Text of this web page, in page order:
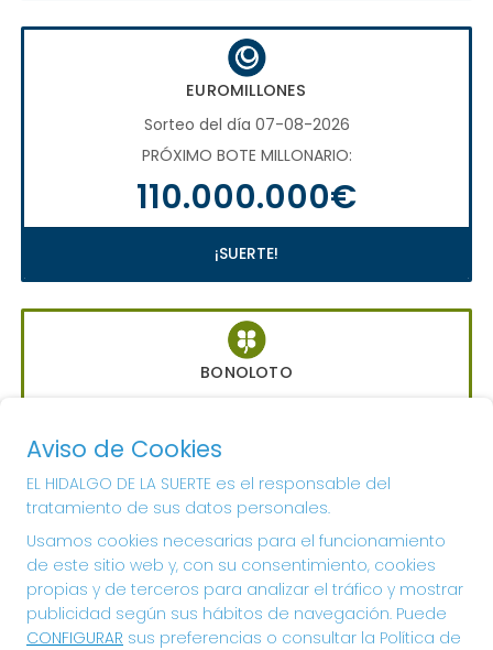
EUROMILLONES
Sorteo del día 07-08-2026
PRÓXIMO BOTE MILLONARIO:
110.000.000€
¡SUERTE!
BONOLOTO
PRÓXIMO BOTE MILLONARIO:
700.000€
¡SUERTE!
Aviso de Cookies
EL HIDALGO DE LA SUERTE es el responsable del
tratamiento de sus datos personales.
Usamos cookies necesarias para el funcionamiento
de este sitio web y, con su consentimiento, cookies
propias y de terceros para analizar el tráfico y mostrar
publicidad según sus hábitos de navegación. Puede
CONFIGURAR sus preferencias o consultar la Política de